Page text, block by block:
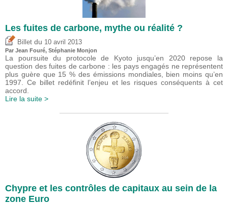
Les fuites de carbone, mythe ou réalité ?
Billet du 10 avril 2013
Par Jean Fouré, Stéphanie Monjon
La poursuite du protocole de Kyoto jusqu’en 2020 repose la
question des fuites de carbone : les pays engagés ne représentent
plus guère que 15 % des émissions mondiales, bien moins qu’en
1997. Ce billet redéfinit l’enjeu et les risques conséquents à cet
accord.
Lire la suite >
Chypre et les contrôles de capitaux au sein de la
zone Euro